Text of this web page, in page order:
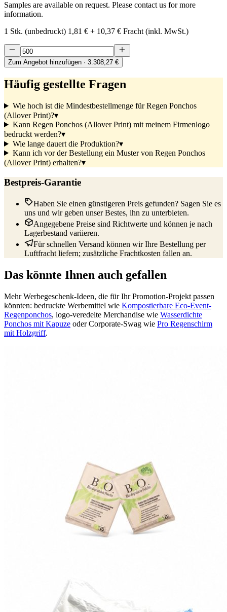
Samples are available on request. Please contact us for more
information.
1 Stk. (unbedruckt) 1,81 € + 10,37 € Fracht (inkl. MwSt.)
Zum Angebot hinzufügen · 3.308,27 €
Häufig gestellte Fragen
Wie hoch ist die Mindestbestellmenge für Regen Ponchos
(Allover Print)?▾
Kann Regen Ponchos (Allover Print) mit meinem Firmenlogo
bedruckt werden?▾
Wie lange dauert die Produktion?▾
Kann ich vor der Bestellung ein Muster von Regen Ponchos
(Allover Print) erhalten?▾
Bestpreis-Garantie
Haben Sie einen günstigeren Preis gefunden? Sagen Sie es
uns und wir geben unser Bestes, ihn zu unterbieten.
Angegebene Preise sind Richtwerte und können je nach
Lagerbestand variieren.
Für schnellen Versand können wir Ihre Bestellung per
Luftfracht liefern; zusätzliche Frachtkosten fallen an.
Das könnte Ihnen auch gefallen
Mehr Werbegeschenk-Ideen, die für Ihr Promotion-Projekt passen
könnten: bedruckte Werbemittel wie Kompostierbare Eco-Event-
Regenponchos, logo-veredelte Merchandise wie Wasserdichte
Ponchos mit Kapuze oder Corporate-Swag wie Pro Regenschirm
mit Holzgriff.